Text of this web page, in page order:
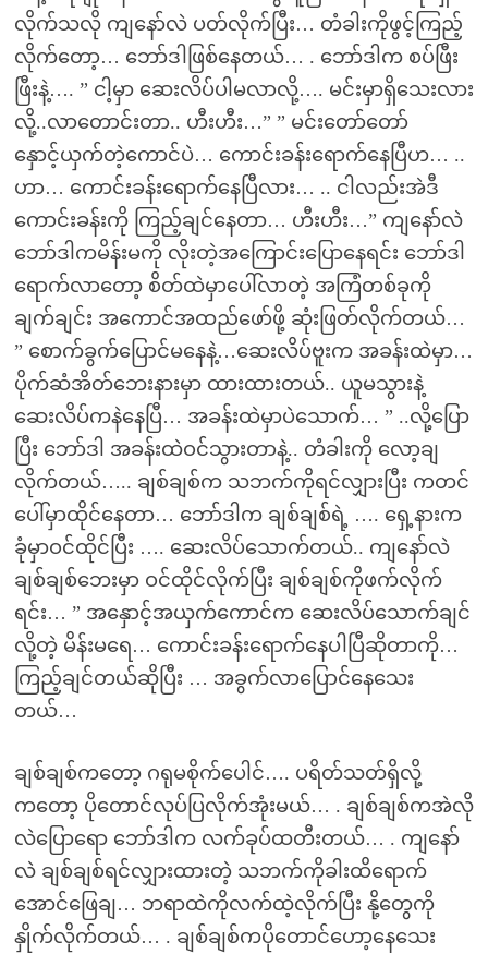
လိုက်သလို ကျနော်လဲ ပတ်လိုက်ပြီး… တံခါးကိုဖွင့်ကြည့်
လိုက်တော့… ဘော်ဒါဖြစ်နေတယ်… . ဘော်ဒါက စပ်ဖြီး
ဖြီးနဲ့…. ” ငါ့မှာ ဆေးလိပ်ပါမလာလို့…. မင်းမှာရှိသေးလား
လို့..လာတောင်းတာ.. ဟီးဟီး…” ” မင်းတော်တော်
နှောင့်ယှက်တဲ့ကောင်ပဲ… ကောင်းခန်းရောက်နေပြီဟ… ..
ဟာ… ကောင်းခန်းရောက်နေပြီလား… .. ငါလည်းအဲဒီ
ကောင်းခန်းကို ကြည့်ချင်နေတာ… ဟီးဟီး…” ကျနော်လဲ
ဘော်ဒါကမိန်းမကို လိုးတဲ့အကြောင်းပြောနေရင်း ဘော်ဒါ
ရောက်လာတော့ စိတ်ထဲမှာပေါ်လာတဲ့ အကြံတစ်ခုကို
ချက်ချင်း အကောင်အထည်ဖော်ဖို့ ဆုံးဖြတ်လိုက်တယ်…
” စောက်ခွက်ပြောင်မနေနဲ့…ဆေးလိပ်ဗူးက အခန်းထဲမှာ…
ပိုက်ဆံအိတ်ဘေးနားမှာ ထားထားတယ်.. ယူမသွားနဲ့
ဆေးလိပ်ကနဲနေပြီ… အခန်းထဲမှာပဲသောက်… ” ..လို့ပြော
ပြီး ဘော်ဒါ အခန်းထဲဝင်သွားတာနဲ့.. တံခါးကို လော့ချ
လိုက်တယ်….. ချစ်ချစ်က သဘက်ကိုရင်လျှားပြီး ကတင်
ပေါ်မှာထိုင်နေတာ… ဘော်ဒါက ချစ်ချစ်ရဲ့ …. ရှေ့နားက
ခုံမှာဝင်ထိုင်ပြီး …. ဆေးလိပ်သောက်တယ်.. ကျနော်လဲ
ချစ်ချစ်ဘေးမှာ ဝင်ထိုင်လိုက်ပြီး ချစ်ချစ်ကိုဖက်လိုက်
ရင်း… ” အနှောင့်အယှက်ကောင်က ဆေးလိပ်သောက်ချင်
လို့တဲ့ မိန်းမရေ… ကောင်းခန်းရောက်နေပါပြီဆိုတာကို…
ကြည့်ချင်တယ်ဆိုပြီး … အခွက်လာပြောင်နေသေး
တယ်…
ချစ်ချစ်ကတော့ ဂရုမစိုက်ပေါင်…. ပရိတ်သတ်ရှိလို့
ကတော့ ပိုတောင်လုပ်ပြလိုက်အုံးမယ်… . ချစ်ချစ်ကအဲလို
လဲပြောရော ဘော်ဒါက လက်ခုပ်ထတီးတယ်… . ကျနော်
လဲ ချစ်ချစ်ရင်လျှားထားတဲ့ သဘက်ကိုခါးထိရောက်
အောင်ဖြေချ… ဘရာထဲကိုလက်ထဲ့လိုက်ပြီး နို့တွေကို
နှိုက်လိုက်တယ်… . ချစ်ချစ်ကပိုတောင်ဟော့နေသေး